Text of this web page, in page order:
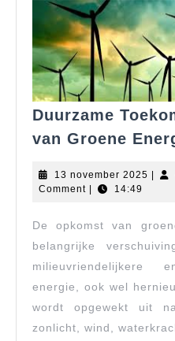
Duurzame
van Groene
13 november 2025 13
|
Comment | 14:49
De opkomst van
belangrijke
milieuvriendelijkere
energie, ook wel
wordt opgewekt uit
zonlicht, wind,